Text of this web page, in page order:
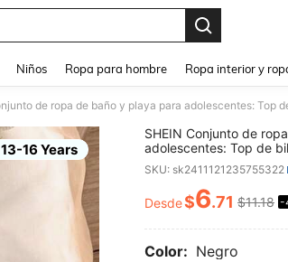
Niños Ropa para hombre Ropa interior y
13-16 Years
SHEIN Conjunto de
adolescentes: Top de
con textura de punto
informal para playa/
SKU: sk2411121235755322
PRICE
Desde$6.71 $11.18 -
Color: Negro